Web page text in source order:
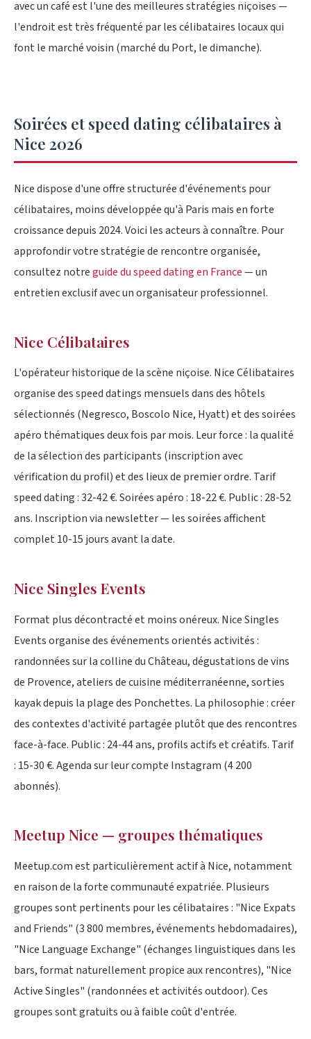
avec un café est l'une des meilleures stratégies niçoises —
l'endroit est très fréquenté par les célibataires locaux qui
font le marché voisin (marché du Port, le dimanche).
Soirées et speed dating célibataires à
Nice 2026
Nice dispose d'une offre structurée d'événements pour
célibataires, moins développée qu'à Paris mais en forte
croissance depuis 2024. Voici les acteurs à connaître. Pour
approfondir votre stratégie de rencontre organisée,
consultez notreguide du speed dating en France— un
entretien exclusif avec un organisateur professionnel.
Nice Célibataires
L'opérateur historique de la scène niçoise. Nice Célibataires
organise des speed datings mensuels dans des hôtels
sélectionnés (Negresco, Boscolo Nice, Hyatt) et des soirées
apéro thématiques deux fois par mois. Leur force : la qualité
de la sélection des participants (inscription avec
vérification du profil) et des lieux de premier ordre. Tarif
speed dating : 32-42 €. Soirées apéro : 18-22 €. Public : 28-52
ans. Inscription via newsletter — les soirées affichent
complet 10-15 jours avant la date.
Nice Singles Events
Format plus décontracté et moins onéreux. Nice Singles
Events organise des événements orientés activités :
randonnées sur la colline du Château, dégustations de vins
de Provence, ateliers de cuisine méditerranéenne, sorties
kayak depuis la plage des Ponchettes. La philosophie : créer
des contextes d'activité partagée plutôt que des rencontres
face-à-face. Public : 24-44 ans, profils actifs et créatifs. Tarif
: 15-30 €. Agenda sur leur compte Instagram (4 200
abonnés).
Meetup Nice — groupes thématiques
Meetup.com est particulièrement actif à Nice, notamment
en raison de la forte communauté expatriée. Plusieurs
groupes sont pertinents pour les célibataires : "Nice Expats
and Friends" (3 800 membres, événements hebdomadaires),
"Nice Language Exchange" (échanges linguistiques dans les
bars, format naturellement propice aux rencontres), "Nice
Active Singles" (randonnées et activités outdoor). Ces
groupes sont gratuits ou à faible coût d'entrée.